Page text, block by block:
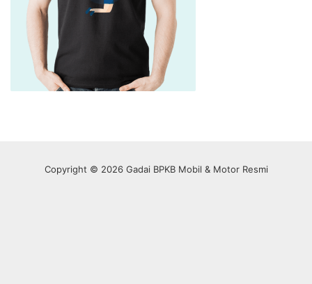
Copyright © 2026 Gadai BPKB Mobil & Motor Resmi